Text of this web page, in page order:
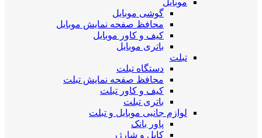
موبایل
گوشی موبایل
محافظ صفحه نمایش موبایل
کیف و کاور موبایل
باتری موبایل
تبلت
دستگاه تبلت
محافظ صفحه نمایش تبلت
کیف و کاور تبلت
باتری تبلت
لوازم جانبی موبایل و تبلت
پاور بانک
کابل و شارژر